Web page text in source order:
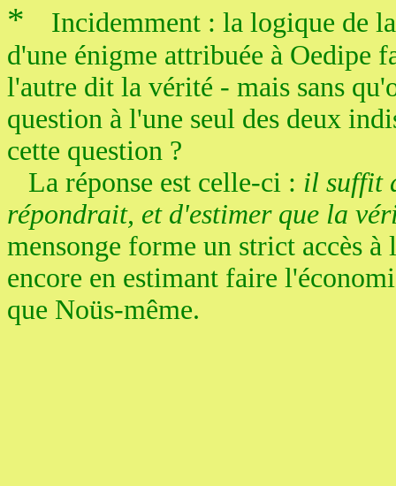
*
Incidemment : la logique de
d'une énigme attribuée à Oedipe
l'autre dit la vérité - mais sans
question à l'une seul des deux
cette question ?
La réponse est celle-ci : il suffit
répondrait, et d'estimer que la
mensonge forme un strict accès
encore en estimant faire
que Noüs-même.